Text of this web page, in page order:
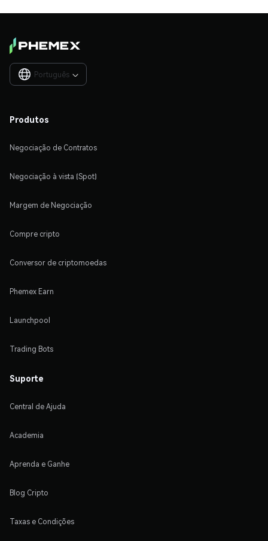
Português 
Produtos
Negociação de Contratos
Negociação à vista (Spot)
Margem de Negociação
Compre cripto
Conversor de criptomoedas
Phemex Earn
Launchpool
Trading Bots
Suporte
Central de Ajuda
Academia
Aprenda e Ganhe
Blog Cripto
Taxas e Condições